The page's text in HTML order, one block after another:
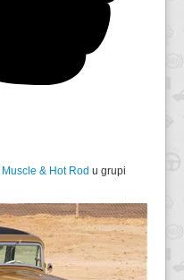
Muscle & Hot Rod u grupi